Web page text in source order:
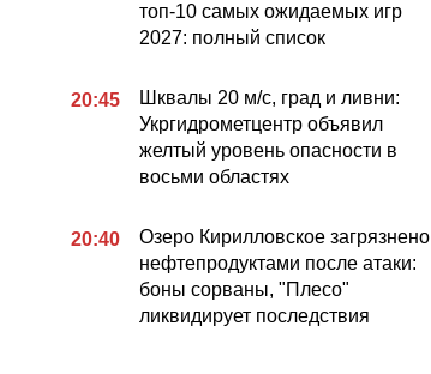
топ-10 самых ожидаемых игр
2027: полный список
20:45
Шквалы 20 м/с, град и ливни:
Укргидрометцентр объявил
желтый уровень опасности в
восьми областях
20:40
Озеро Кирилловское загрязнено
нефтепродуктами после атаки:
боны сорваны, "Плесо"
ликвидирует последствия